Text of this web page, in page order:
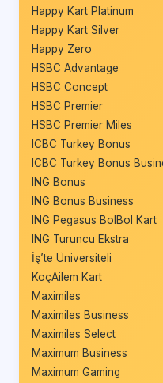
Happy Kart Platinum
Happy Kart Silver
Happy Zero
HSBC Advantage
HSBC Concept
HSBC Premier
HSBC Premier Miles
ICBC Turkey Bonus
ICBC Turkey Bonus
ING Bonus
ING Bonus Business
ING Pegasus BolBol Kart
ING Turuncu Ekstra
İş’te Üniversiteli
KoçAilem Kart
Maximiles
Maximiles Business
Maximiles Select
Maximum Business
Maximum Gaming